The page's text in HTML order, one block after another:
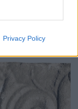
Privacy Policy